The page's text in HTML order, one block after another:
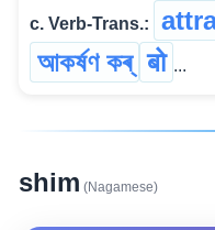
c. Verb-Trans.:
আকৰ্ষণ কৰ্ बो ...
shim (Nagamese)